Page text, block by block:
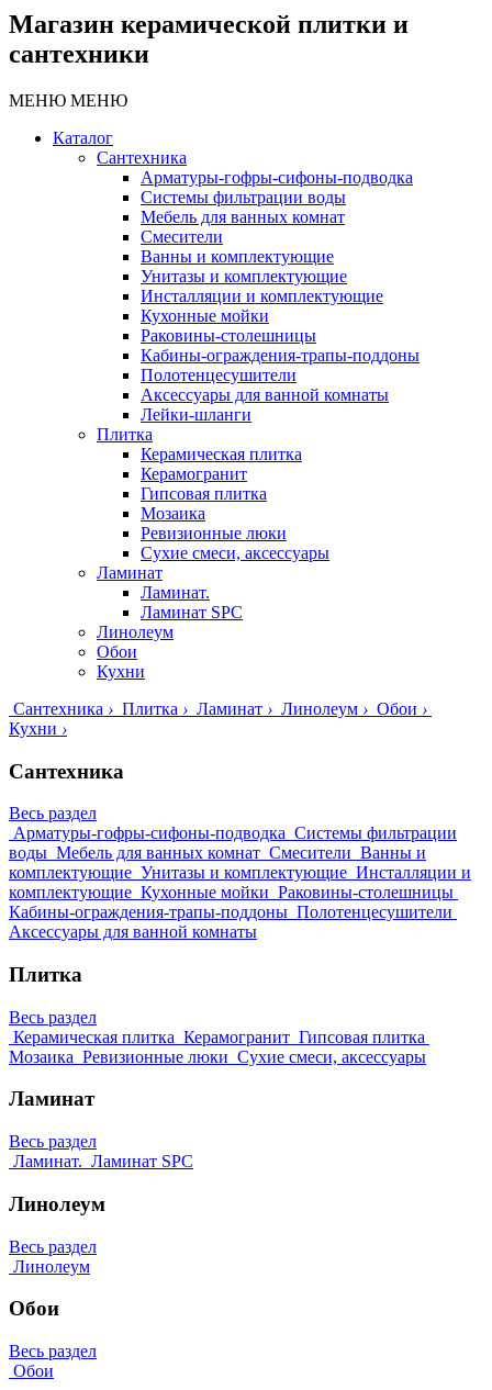
Магазин керамической плитки и
сантехники
МЕНЮ МЕНЮ
Каталог
Сантехника
Арматуры-гофры-сифоны-подводка
Системы фильтрации воды
Мебель для ванных комнат
Смесители
Ванны и комплектующие
Унитазы и комплектующие
Инсталляции и комплектующие
Кухонные мойки
Раковины-столешницы
Кабины-ограждения-трапы-поддоны
Полотенцесушители
Аксессуары для ванной комнаты
Лейки-шланги
Плитка
Керамическая плитка
Керамогранит
Гипсовая плитка
Мозаика
Ревизионные люки
Сухие смеси, аксессуары
Ламинат
Ламинат.
Ламинат SPC
Линолеум
Обои
Кухни
Сантехника › Плитка › Ламинат › Линолеум › Обои ›
Кухни ›
Сантехника
Весь раздел
Арматуры-гофры-сифоны-подводка Системы фильтрации
воды Мебель для ванных комнат Смесители Ванны и
комплектующие Унитазы и комплектующие Инсталляции и
комплектующие Кухонные мойки Раковины-столешницы
Кабины-ограждения-трапы-поддоны Полотенцесушители
Аксессуары для ванной комнаты
Плитка
Весь раздел
Керамическая плитка Керамогранит Гипсовая плитка
Мозаика Ревизионные люки Сухие смеси, аксессуары
Ламинат
Весь раздел
Ламинат. Ламинат SPC
Линолеум
Весь раздел
Линолеум
Обои
Весь раздел
Обои